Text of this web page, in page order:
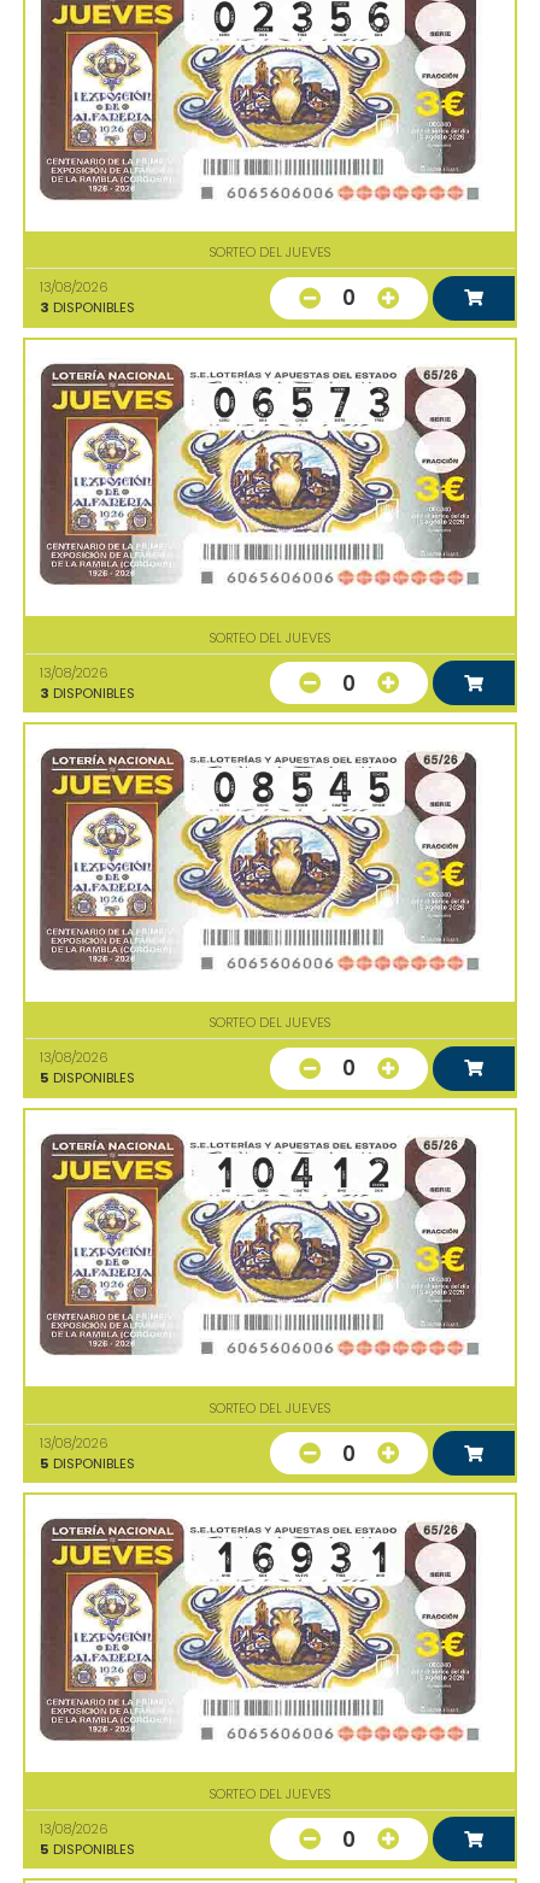
SORTEO DEL JUEVES
13/08/2026
3 DISPONIBLES 0
SORTEO DEL JUEVES
13/08/2026
3 DISPONIBLES 0
SORTEO DEL JUEVES
13/08/2026
5 DISPONIBLES 0
SORTEO DEL JUEVES
13/08/2026
5 DISPONIBLES 0
SORTEO DEL JUEVES
13/08/2026
5 DISPONIBLES 0